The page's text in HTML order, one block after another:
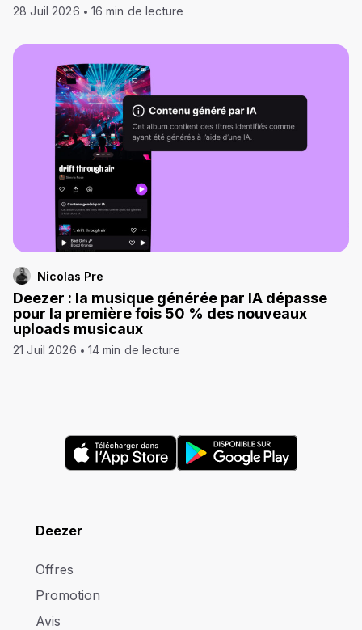
28 Juil 2026 16 min de lecture
Nicolas Pre
Deezer : la musique générée par IA dépasse
pour la première fois 50 % des nouveaux
uploads musicaux
21 Juil 2026 14 min de lecture
Deezer
Offres
Promotion
Avis